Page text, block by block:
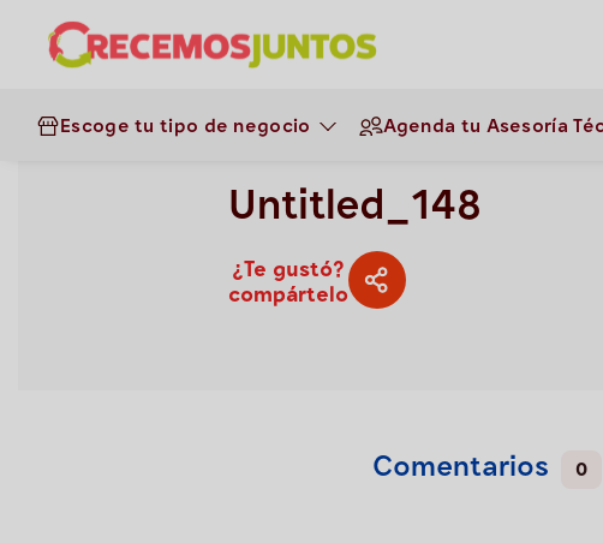
Escoge tu tipo de negocio Agenda tu Asesoría
Gestión de negocios
47 0.0
Untitled_148
¿Te gustó?
compártelo
Comentarios 0